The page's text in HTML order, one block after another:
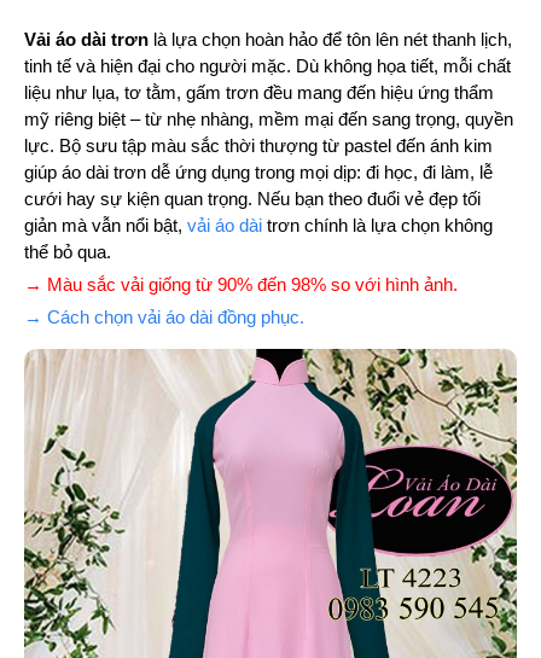
Vải áo dài trơn là lựa chọn hoàn hảo để tôn lên nét thanh lịch,
tinh tế và hiện đại cho người mặc. Dù không họa tiết, mỗi chất
liệu như lụa, tơ tằm, gấm trơn đều mang đến hiệu ứng thẩm
mỹ riêng biệt – từ nhẹ nhàng, mềm mại đến sang trọng, quyền
lực. Bộ sưu tập màu sắc thời thượng từ pastel đến ánh kim
giúp áo dài trơn dễ ứng dụng trong mọi dịp: đi học, đi làm, lễ
cưới hay sự kiện quan trọng. Nếu bạn theo đuổi vẻ đẹp tối
giản mà vẫn nổi bật, vải áo dài trơn chính là lựa chọn không
thể bỏ qua.
→ Màu sắc vải giống từ 90% đến 98% so với hình ảnh.
→ Cách chọn vải áo dài đồng phục.